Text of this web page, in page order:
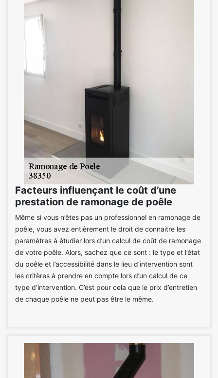
Facteurs influençant le coût d’une
prestation de ramonage de poêle
Même si vous n’êtes pas un professionnel en ramonage de
poêle, vous avez entièrement le droit de connaitre les
paramètres à étudier lors d’un calcul de coût de ramonage
de votre poêle. Alors, sachez que ce sont : le type et l’état
du poêle et l’accessibilité dans le lieu d’intervention sont
les critères à prendre en compte lors d’un calcul de ce
type d’intervention. C’est pour cela que le prix d’entretien
de chaque poêle ne peut pas être le même.